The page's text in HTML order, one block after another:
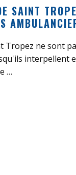
SAINT
Tropez ne sont
interpellent
…